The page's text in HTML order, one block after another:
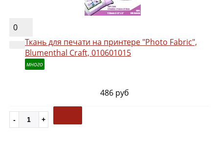
0
Ткань для печати на принтере "Photo Fabric",
Blumenthal Craft, 010601015
много
486 руб